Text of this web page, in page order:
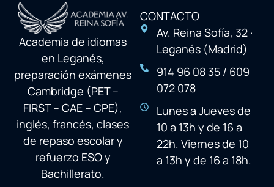
Academia de idiomas
en Leganés,
preparación exámenes
Cambridge (PET –
FIRST – CAE – CPE),
inglés, francés, clases
de repaso escolar y
refuerzo ESO y
Bachillerato.
CONTACTO
Av. Reina Sofía, 32 ·
Leganés (Madrid)
914 96 08 35 / 609
072 078
Lunes a Jueves de
10 a 13h y de 16 a
22h. Viernes de 10
a 13h y de 16 a 18h.